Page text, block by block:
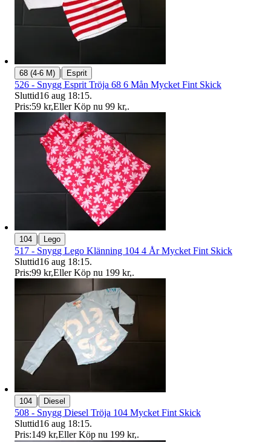
68 (4-6 M) | Esprit
526 - Snygg Esprit Tröja 68 6 Mån Mycket Fint Skick
Sluttid16 aug 18:15.
Pris:59 kr,Eller Köp nu 99 kr,.
104 | Lego
517 - Snygg Lego Klänning 104 4 År Mycket Fint Skick
Sluttid16 aug 18:15.
Pris:99 kr,Eller Köp nu 199 kr,.
104 | Diesel
508 - Snygg Diesel Tröja 104 Mycket Fint Skick
Sluttid16 aug 18:15.
Pris:149 kr,Eller Köp nu 199 kr,.